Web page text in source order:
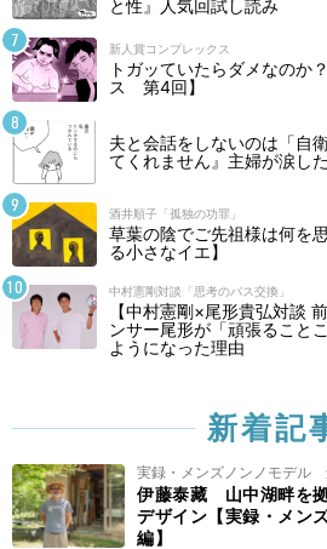
と性』人気回試し読み
新人賞コンプレックス
トガッていたらダメなのか
ス 第4回】
夫と会話をしないのは「自
てくれません』主婦が涙し
酒井順子「孤独の功罪」
草葉の陰でご先祖様は何を
る小さなイエ】
中村憲剛対談「思考のパス交換」
【中村憲剛×尾形貴弘対談
ンサー尾形が「頑張ること
ようになった理由
新着記
実録・メンズノンノモデル
伊藤泰藏 山中湖畔を
デザイン【実録・メン
編】